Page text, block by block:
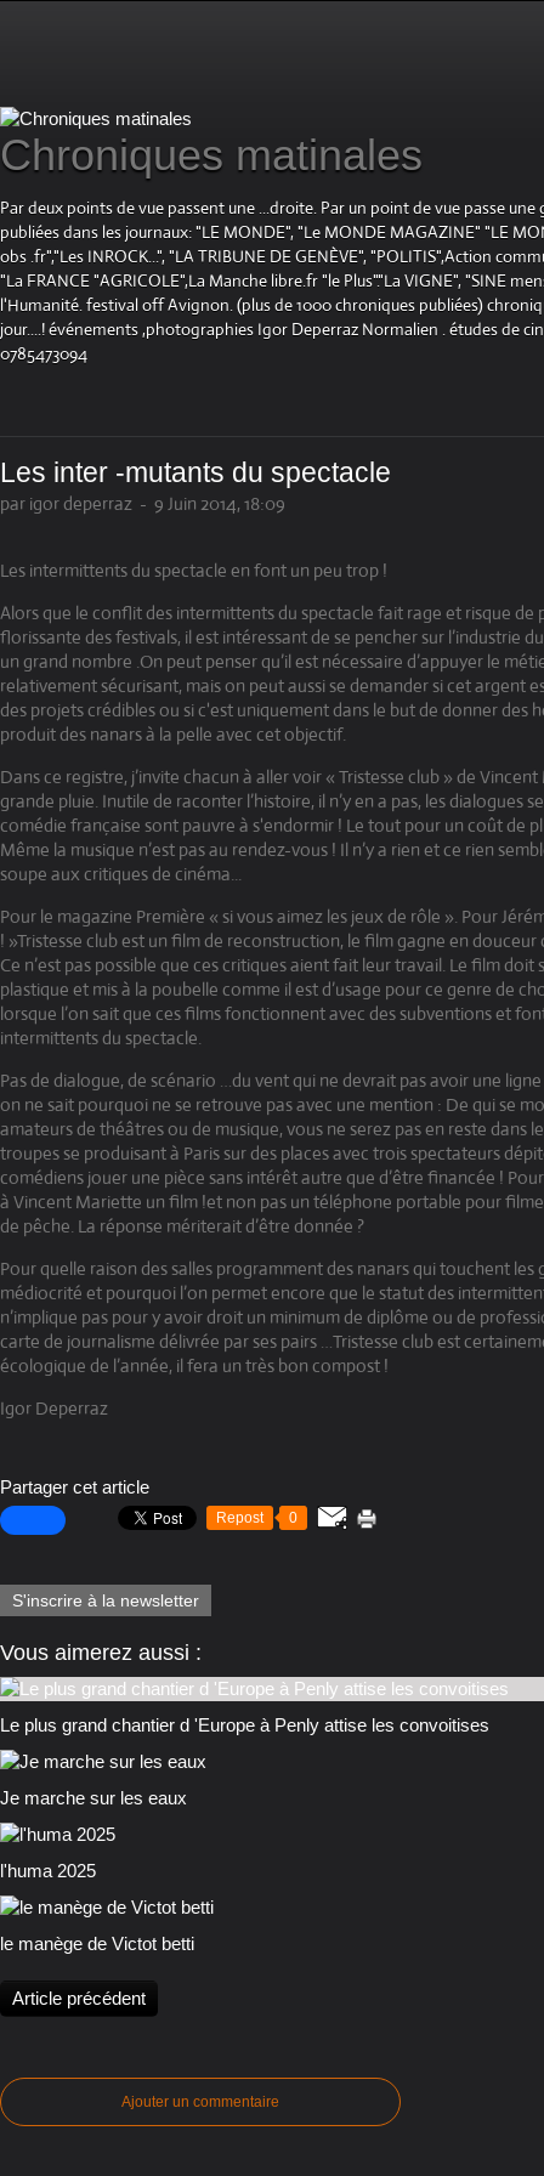
Chroniques matinales
Par deux points de vue passent une ...droite. Par un point de vue passe
publiées dans les journaux: "LE MONDE", "Le MONDE MAGAZINE" "LE
obs .fr","Les INROCK...", "LA TRIBUNE DE GENÈVE", "POLITIS",Action
"La FRANCE "AGRICOLE",La Manche libre.fr "le Plus"."La VIGNE", "SINE
l'Humanité. festival off Avignon. (plus de 1000 chroniques publiées)
jour....! événements ,photographies Igor Deperraz Normalien . études de
0785473094
Les inter -mutants du spectacle
par igor deperraz - 9 Juin 2014, 18:09
Les intermittents du spectacle en font un peu trop !
Alors que le conflit des intermittents du spectacle fait rage et risque de
florissante des festivals, il est intéressant de se pencher sur l’industrie
un grand nombre .On peut penser qu’il est nécessaire d’appuyer le
relativement sécurisant, mais on peut aussi se demander si cet argent
des projets crédibles ou si c'est uniquement dans le but de donner des
produit des nanars à la pelle avec cet objectif.
Dans ce registre, j’invite chacun à aller voir « Tristesse club » de
grande pluie. Inutile de raconter l’histoire, il n’y en a pas, les dialogues
comédie française sont pauvre à s'endormir ! Le tout pour un coût de
Même la musique n’est pas au rendez-vous ! Il n’y a rien et ce rien
soupe aux critiques de cinéma...
Pour le magazine Première « si vous aimez les jeux de rôle ». Pour
! »Tristesse club est un film de reconstruction, le film gagne en douceur
Ce n’est pas possible que ces critiques aient fait leur travail. Le film doit
plastique et mis à la poubelle comme il est d’usage pour ce genre de
lorsque l’on sait que ces films fonctionnent avec des subventions et
intermittents du spectacle.
Pas de dialogue, de scénario …du vent qui ne devrait pas avoir une
on ne sait pourquoi ne se retrouve pas avec une mention : De qui se
amateurs de théâtres ou de musique, vous ne serez pas en reste dans
troupes se produisant à Paris sur des places avec trois spectateurs
comédiens jouer une pièce sans intérêt autre que d’être financée !
à Vincent Mariette un film !et non pas un téléphone portable pour
de pêche. La réponse mériterait d’être donnée ?
Pour quelle raison des salles programment des nanars qui touchent les
médiocrité et pourquoi l’on permet encore que le statut des
n’implique pas pour y avoir droit un minimum de diplôme ou de
carte de journalisme délivrée par ses pairs …Tristesse club est
écologique de l’année, il fera un très bon compost !
Igor Deperraz
Partager cet article
Repost 0
S'inscrire à la newsletter
Vous aimerez aussi :
Le plus grand chantier d 'Europe à Penly attise les convoitises
Je marche sur les eaux
l'huma 2025
le manège de Victot betti
Article précédent
Ajouter un commentaire